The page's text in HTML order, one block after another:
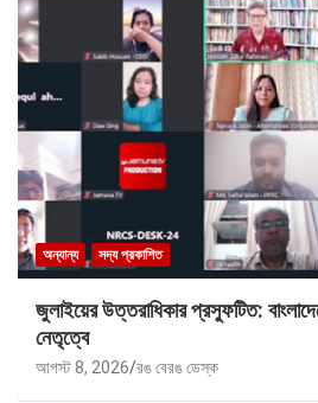
অন্যান্য সদ্য প্রকাশিত
জুলাইয়ের উত্তরাধিকার প্রস্ফুটিত:
নেতৃত্বে
আগস্ট 8, 2026 রঙ বেরঙ ডেস্ক